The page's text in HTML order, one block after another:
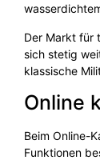
Der Markt für
sich stetig
klassische
Online
Beim Online-
Funktionen